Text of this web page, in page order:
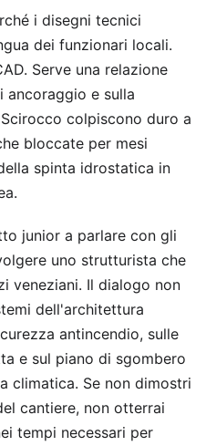
i disegni tecnici
dei funzionari locali.
Serve una relazione
ancoraggio e sulla
colpiscono duro a
bloccate per mesi
spinta idrostatica in
junior a parlare con gli
uno strutturista che
veneziani. Il dialogo non
dell'architettura
antincendio, sulle
e sul piano di sgombero
climatica. Se non dimostri
cantiere, non otterrai
tempi necessari per